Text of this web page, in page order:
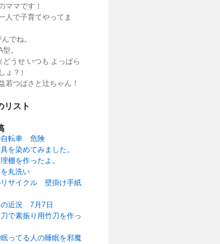
ママです！
人で子育てやってま
でね。
。
どうせ いつも よっぱら
ょ？）
若つばさと辻ちゃん！
リスト
自転車 危険
を染めてみました。
棚を作ったよ。
丸洗い
リサイクル 壁掛け手紙
の近況 7月7日
で素振り用竹刀を作っ
ってる人の睡眠を邪魔